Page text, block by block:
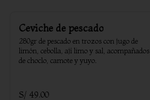
Ceviche de pescado
280gr de pescado en trozos con jugo de
limón, cebolla, ají limo y sal, acompañados
de choclo, camote y yuyo.
S/ 49.00